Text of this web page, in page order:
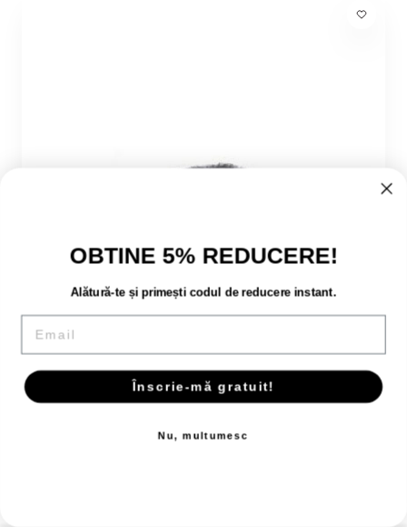
OBTINE 5% REDUCERE!
Alătură-te și primești codul de reducere instant.
Email
Înscrie-mă gratuit!
Nu, multumesc